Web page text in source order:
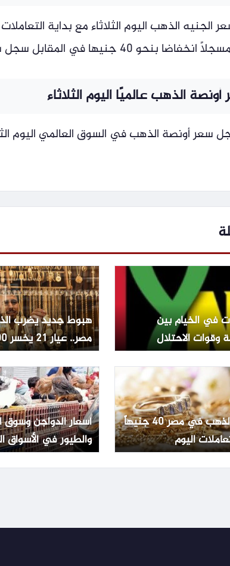
بنحو 40 جنيها في المقابل سجل سعر البيع 49880 جنيهًا.
الذهب عالميًا اليوم الثلاثاء
الذهب في السوق العالمي اليوم الثلاثاء 4312 دولارًا للشراء و4311.5
في الخيام بين
وقوات الاحتلال
هبوط جديد يضرب
مصر.. عيار 21 يخسر 100 جنيه
تراجع الذهب في مصر 40 جنيهاً
اليوم
أسعار الدواجن وسوق
والطيور في الأسواق
الجمعة 3 يوليو 2026